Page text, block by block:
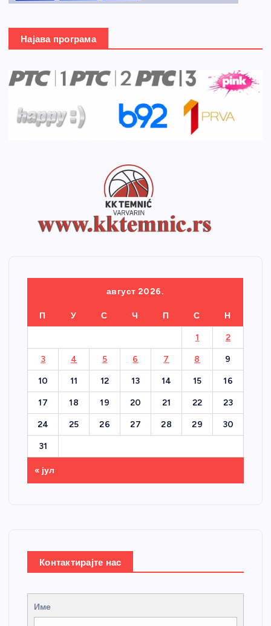
Најава програма
август 2026.
П У С Ч П С Н
1 2
3 4 5 6 7 8 9
10 11 12 13 14 15 16
17 18 19 20 21 22 23
24 25 26 27 28 29 30
31
« јул
Контактирајте нас
Име